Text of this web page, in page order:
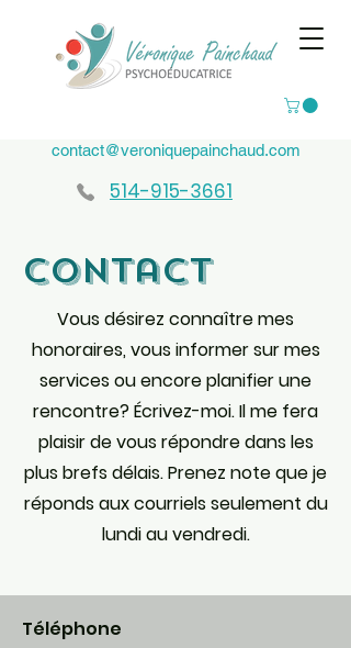
contact@veroniquepainchaud.com
514-915-3661
Contact
Vous désirez connaître mes
honoraires, vous informer sur mes
services ou encore planifier une
rencontre? Écrivez-moi. Il me fera
plaisir de vous répondre dans les
plus brefs délais. Prenez note que je
réponds aux courriels seulement du
lundi au vendredi.
Téléphone